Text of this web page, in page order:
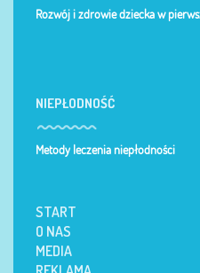
Rozwój i zdrowie dziecka w
NIEPŁODNOŚĆ
Metody leczenia niepłodności
START
O NAS
MEDIA